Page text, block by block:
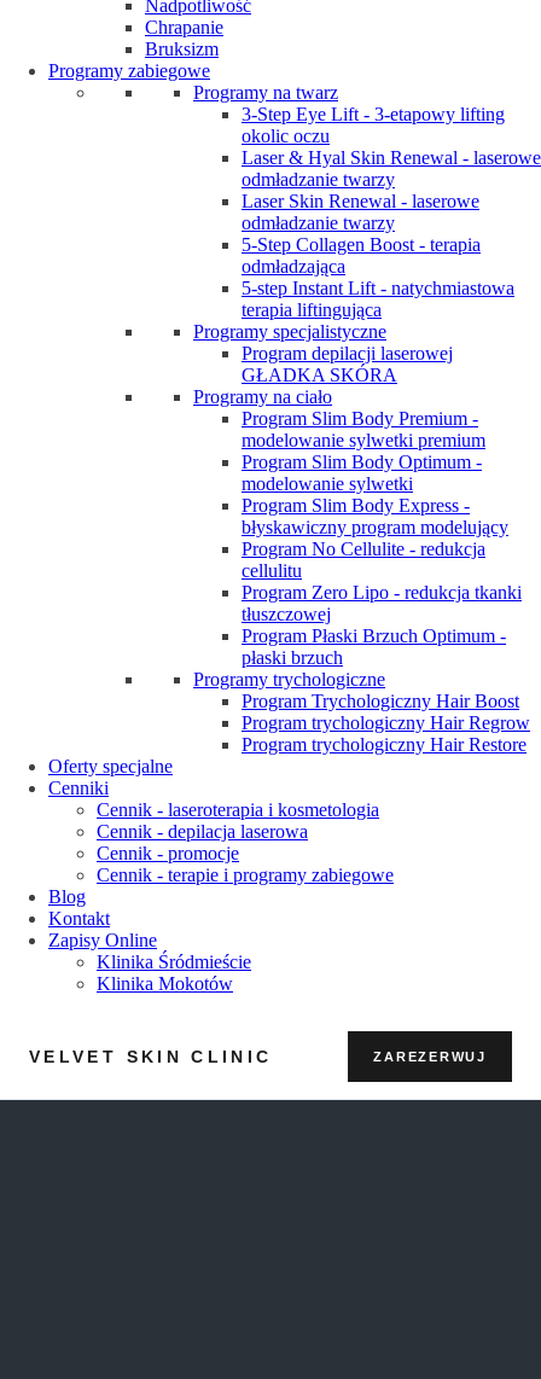
Nadpotliwość
Chrapanie
Bruksizm
Programy zabiegowe
Programy na twarz
3-Step Eye Lift - 3-etapowy lifting
okolic oczu
Laser & Hyal Skin Renewal - laserowe
odmładzanie twarzy
Laser Skin Renewal - laserowe
odmładzanie twarzy
5-Step Collagen Boost - terapia
odmładzająca
5-step Instant Lift - natychmiastowa
terapia liftingująca
Programy specjalistyczne
Program depilacji laserowej
GŁADKA SKÓRA
Programy na ciało
Program Slim Body Premium -
modelowanie sylwetki premium
Program Slim Body Optimum -
modelowanie sylwetki
Program Slim Body Express -
błyskawiczny program modelujący
Program No Cellulite - redukcja
cellulitu
Program Zero Lipo - redukcja tkanki
tłuszczowej
Program Płaski Brzuch Optimum -
płaski brzuch
Programy trychologiczne
Program Trychologiczny Hair Boost
Program trychologiczny Hair Regrow
Program trychologiczny Hair Restore
Oferty specjalne
Cenniki
Cennik - laseroterapia i kosmetologia
Cennik - depilacja laserowa
Cennik - promocje
Cennik - terapie i programy zabiegowe
Blog
Kontakt
Zapisy Online
Klinika Śródmieście
Klinika Mokotów
VELVET SKIN CLINIC ZAREZERWUJ